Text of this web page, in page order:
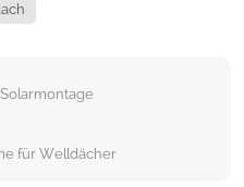
für Welldächer